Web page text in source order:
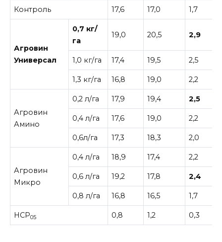
Контроль 17,6 17,0 1,7
Агровин
Универсал
0,7 кг/
га
19,0 20,5 2,9
1,0 кг/га 17,4 19,5 2,5
1,3 кг/га 16,8 19,0 2,2
Агровин
Амино
0,2 л/га 17,9 19,4 2,5
0,4 л/га 17,6 19,0 2,2
0,6л/га 17,3 18,3 2,0
Агровин
Микро
0,4 л/га 18,9 17,4 2,2
0,6 л/га 19,2 17,8 2,4
0,8 л/га 16,8 16,5 1,7
НСР05 0,8 1,2 0,3